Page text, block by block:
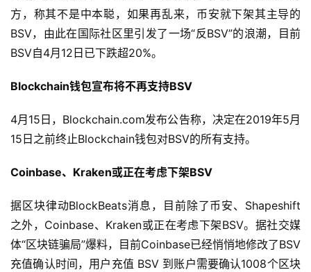
方，称其不是中本聪，如果再乱来，币安就下架其主导的
BSV，由此在国际社区里引发了一场“反BSV”的浪潮，目前
BSV自4月12日已下跌超20%。
Blockchain钱包宣布将不再支持BSV
4月15日，Blockchain.com发布公告称，决定在2019年5月
15日之前终止Blockchain钱包对BSV的所有支持。
Coinbase、Kraken或正在考虑下架BSV
据区块律动BlockBeats消息，目前除了币安、Shapeshift
之外，Coinbase、Kraken或正在考虑下架BSV。据社交媒
体“区块链骗局”爆料，目前Coinbase已经悄悄地修改了BSV
充值确认时间，用户充值 BSV 到账户需要确认1008个区块